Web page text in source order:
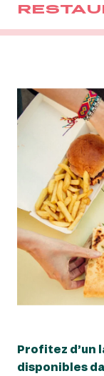
Profitez d’un
disponibles